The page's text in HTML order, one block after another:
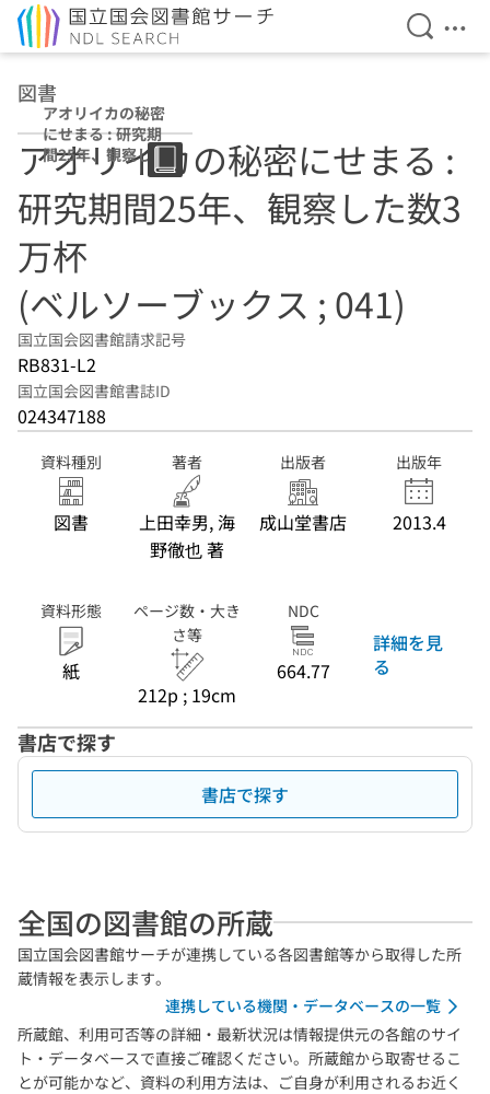
検索を
メ
図書
アオリイカの秘密
にせまる : 研究期
間25年、観察した
数3万杯 (ベルソー
ブックス ; 041)
アオリイカの秘密にせまる :
研究期間25年、観察した数3
万杯
(ベルソーブックス ; 041)
国立国会図書館請求記号
RB831-L2
国立国会図書館書誌ID
024347188
資料種別
図書
著者
上田幸男, 海
野徹也 著
出版者
成山堂書店
出版年
2013.4
資料形態
紙
ページ数・大き
さ等
212p ; 19cm
NDC
664.77
詳細を見
る
書店で探す
書店で探す
全国の図書館の所蔵
国立国会図書館サーチが連携している各図書館等から取得した所
蔵情報を表示します。
連携している機関・データベースの一覧
所蔵館、利用可否等の詳細・最新状況は情報提供元の各館のサイ
ト・データベースで直接ご確認ください。所蔵館から取寄せるこ
とが可能かなど、資料の利用方法は、ご自身が利用されるお近く